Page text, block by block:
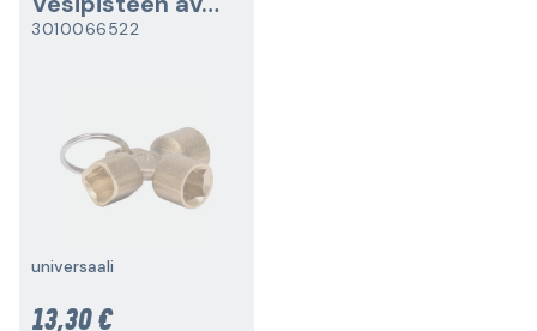
3010066522
universaali
13,30 €